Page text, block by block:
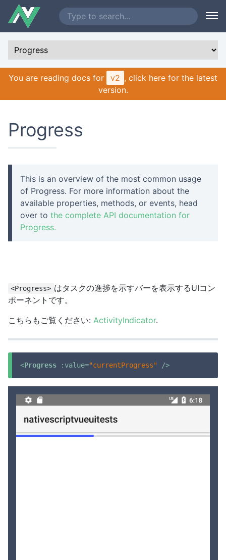
You are reading docs for v2 , click here for the latest
version.
Progress
This is an overview of the most common usage
of Progress. For more information about the
available properties, methods, or events, head
over to the complete API documentation for
Progress.
<Progress> はタスクの進捗を示すバーを表示するUIコン
ポーネントです。
こちらもご覧ください: ActivityIndicator.
<Progress :value="currentProgress" />